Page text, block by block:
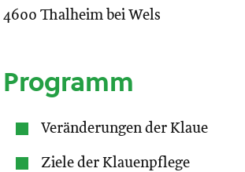
4600 Thalheim bei Wels
Programm
Veränderungen der Klaue
Ziele der Klauenpflege